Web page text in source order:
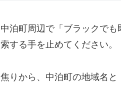
泊町周辺で「ブラックでも
する手を止めてください。
りから、中泊町の地域名